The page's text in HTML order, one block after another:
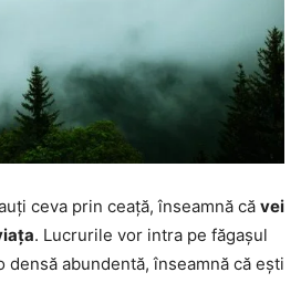
ceva prin ceață, înseamnă că vei
. Lucrurile vor intra pe făgașul
densă abundentă, înseamnă că ești